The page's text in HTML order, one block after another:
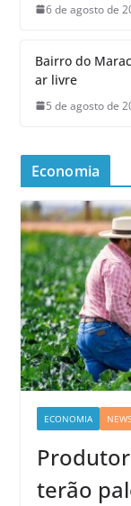
6 de agosto de
Bairro do
ar livre
5 de agosto de
Economia
ECONOMIA NEWS
terão